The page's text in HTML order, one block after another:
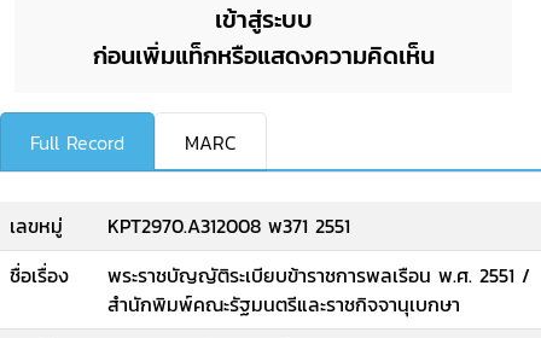
เข้าสู่ระบบ
ก่อนเพิ่มแท็กหรือแสดงความคิดเห็น
Full Record MARC
เลขหมู่
KPT2970.A312008 พ371 2551
ชื่อเรื่อง
พระราชบัญญัติระเบียบข้าราชการพลเรือน พ.ศ. 2551 /
สำนักพิมพ์คณะรัฐมนตรีและราชกิจจานุเบกษา